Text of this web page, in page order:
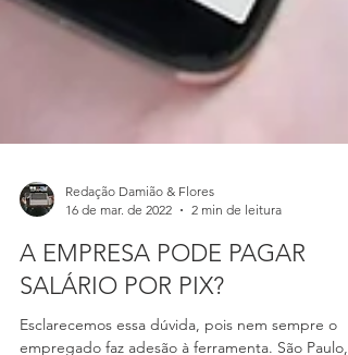
16 de mar. de 2022
2 min de leitura
A EMPRESA PODE PAGAR
SALÁRIO POR PIX?